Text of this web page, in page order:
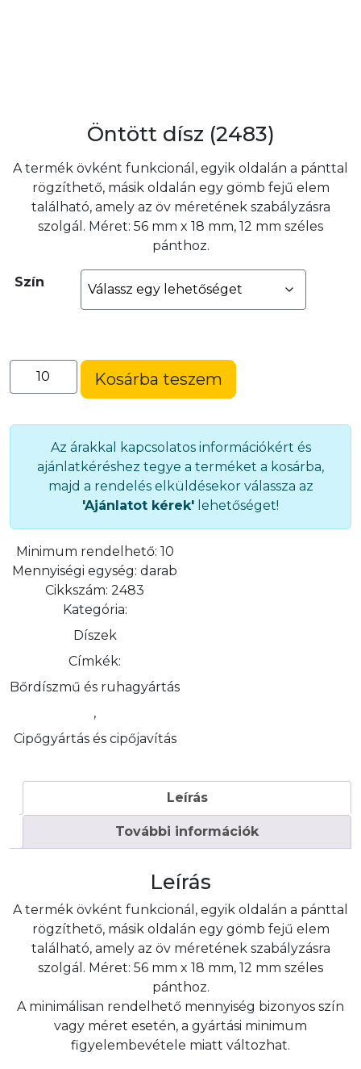
Öntött dísz (2483)
A termék övként funkcionál, egyik oldalán a pánttal
rögzíthető, másik oldalán egy gömb fejű elem
található, amely az öv méretének szabályzásra
szolgál. Méret: 56 mm x 18 mm, 12 mm széles
pánthoz.
Szín
Öntött
dísz
mennyiség
Kosárba teszem
Az árakkal kapcsolatos információkért és
ajánlatkéréshez tegye a terméket a kosárba,
majd a rendelés elküldésekor válassza az
'Ajánlatot kérek' lehetőséget!
Minimum rendelhető: 10
Mennyiségi egység: darab
Cikkszám: 2483
Kategória:
Díszek
Címkék:
Bőrdíszmű és ruhagyártás
,
Cipőgyártás és cipőjavítás
Leírás
További információk
Leírás
A termék övként funkcionál, egyik oldalán a pánttal
rögzíthető, másik oldalán egy gömb fejű elem
található, amely az öv méretének szabályzásra
szolgál. Méret: 56 mm x 18 mm, 12 mm széles
pánthoz.
A minimálisan rendelhető mennyiség bizonyos szín
vagy méret esetén, a gyártási minimum
figyelembevétele miatt változhat.